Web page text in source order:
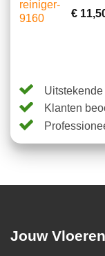
op
3
€
Klanten
Jouw